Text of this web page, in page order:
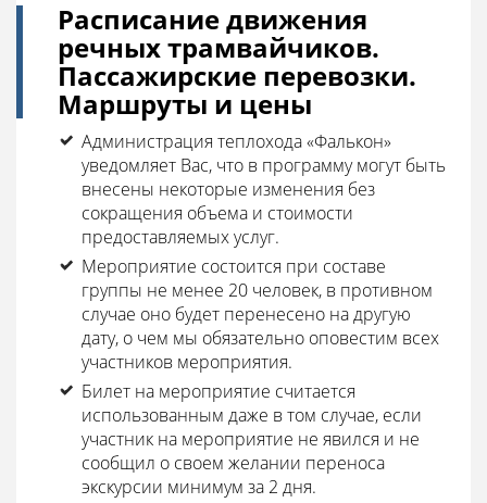
Расписание движения
речных трамвайчиков.
Пассажирские перевозки.
Маршруты и цены
Администрация теплохода «Фалькон»
уведомляет Вас, что в программу могут быть
внесены некоторые изменения без
сокращения объема и стоимости
предоставляемых услуг.
Мероприятие состоится при составе
группы не менее 20 человек, в противном
случае оно будет перенесено на другую
дату, о чем мы обязательно оповестим всех
участников мероприятия.
Билет на мероприятие считается
использованным даже в том случае, если
участник на мероприятие не явился и не
сообщил о своем желании переноса
экскурсии минимум за 2 дня.